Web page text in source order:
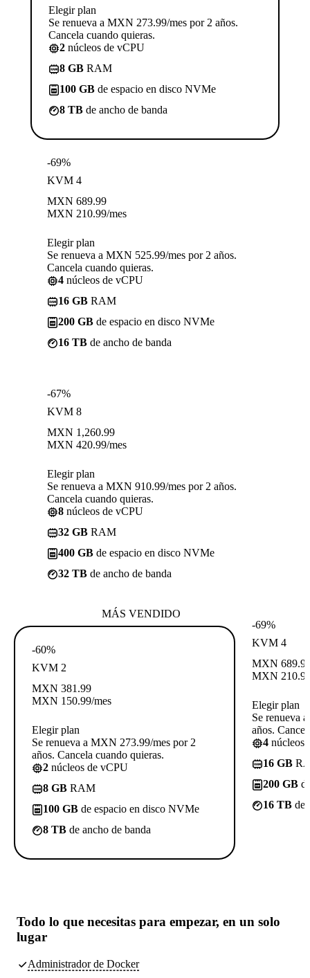
Elegir plan
Se renueva a MXN 273.99/mes por 2 años.
Cancela cuando quieras.
2 núcleos de vCPU
8 GB RAM
100 GB de espacio en disco NVMe
8 TB de ancho de banda
-69%
KVM 4
MXN 689.99
MXN 210.99/mes
Elegir plan
Se renueva a MXN 525.99/mes por 2 años.
Cancela cuando quieras.
4 núcleos de vCPU
16 GB RAM
200 GB de espacio en disco NVMe
16 TB de ancho de banda
-67%
KVM 8
MXN 1,260.99
MXN 420.99/mes
Elegir plan
Se renueva a MXN 910.99/mes por 2 años.
Cancela cuando quieras.
8 núcleos de vCPU
32 GB RAM
400 GB de espacio en disco NVMe
32 TB de ancho de banda
MÁS VENDIDO
-60%
KVM 2
MXN 381.99
MXN 150.99/mes
Elegir plan
Se renueva a MXN 273.99/mes por 2
años. Cancela cuando quieras.
2 núcleos de vCPU
8 GB RAM
100 GB de espacio en disco NVMe
8 TB de ancho de banda
-69%
KVM 4
MXN
MXN
Elegir plan
Se renueva
años.
4 núcleos
16 GB
200 GB
16 TB de
Todo lo que necesitas para empezar, en un solo
lugar
Administrador de Docker